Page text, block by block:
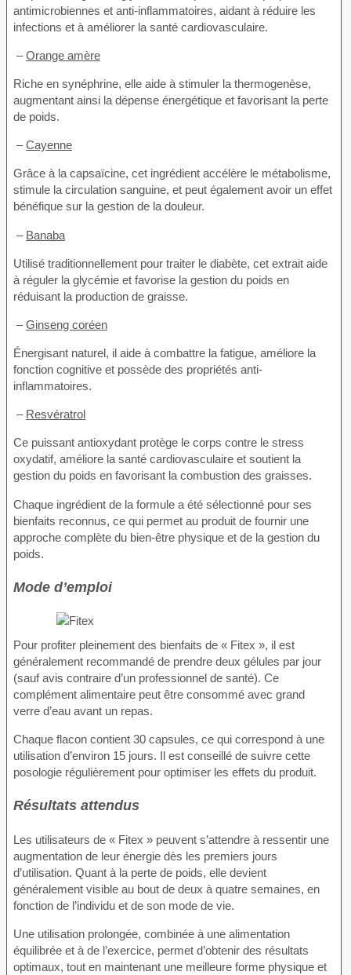
antimicrobiennes et anti-inflammatoires, aidant à réduire les
infections et à améliorer la santé cardiovasculaire.
–Orange amère
Riche en synéphrine, elle aide à stimuler la thermogenèse,
augmentant ainsi la dépense énergétique et favorisant la perte
de poids.
–Cayenne
Grâce à la capsaïcine, cet ingrédient accélère le métabolisme,
stimule la circulation sanguine, et peut également avoir un effet
bénéfique sur la gestion de la douleur.
– Banaba
Utilisé traditionnellement pour traiter le diabète, cet extrait aide
à réguler la glycémie et favorise la gestion du poids en
réduisant la production de graisse.
–Ginseng coréen
Énergisant naturel, il aide à combattre la fatigue, améliore la
fonction cognitive et possède des propriétés anti-
inflammatoires.
– Resvératrol
Ce puissant antioxydant protège le corps contre le stress
oxydatif, améliore la santé cardiovasculaire et soutient la
gestion du poids en favorisant la combustion des graisses.
Chaque ingrédient de la formule a été sélectionné pour ses
bienfaits reconnus, ce qui permet au produit de fournir une
approche complète du bien-être physique et de la gestion du
poids.
Mode d’emploi
Pour profiter pleinement des bienfaits de « Fitex », il est
généralement recommandé de prendre deux gélules par jour
(sauf avis contraire d’un professionnel de santé). Ce
complément alimentaire peut être consommé avec grand
verre d’eau avant un repas.
Chaque flacon contient 30 capsules, ce qui correspond à une
utilisation d’environ 15 jours. Il est conseillé de suivre cette
posologie régulièrement pour optimiser les effets du produit.
Résultats attendus
Les utilisateurs de « Fitex » peuvent s’attendre à ressentir une
augmentation de leur énergie dès les premiers jours
d’utilisation. Quant à la perte de poids, elle devient
généralement visible au bout de deux à quatre semaines, en
fonction de l’individu et de son mode de vie.
Une utilisation prolongée, combinée à une alimentation
équilibrée et à de l’exercice, permet d’obtenir des résultats
optimaux, tout en maintenant une meilleure forme physique et